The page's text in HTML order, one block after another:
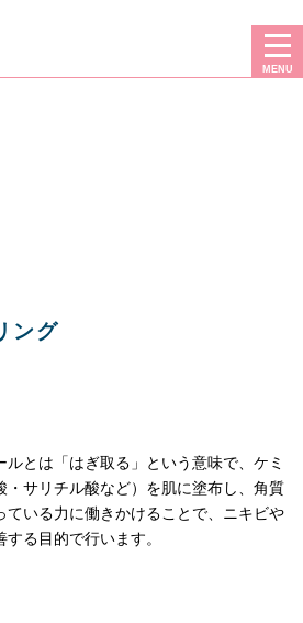
MENU
ング
とは「はぎ取る」という意味で、ケミ
・サリチル酸など）を肌に塗布し、角質
ている力に働きかけることで、ニキビや
る目的で行います。